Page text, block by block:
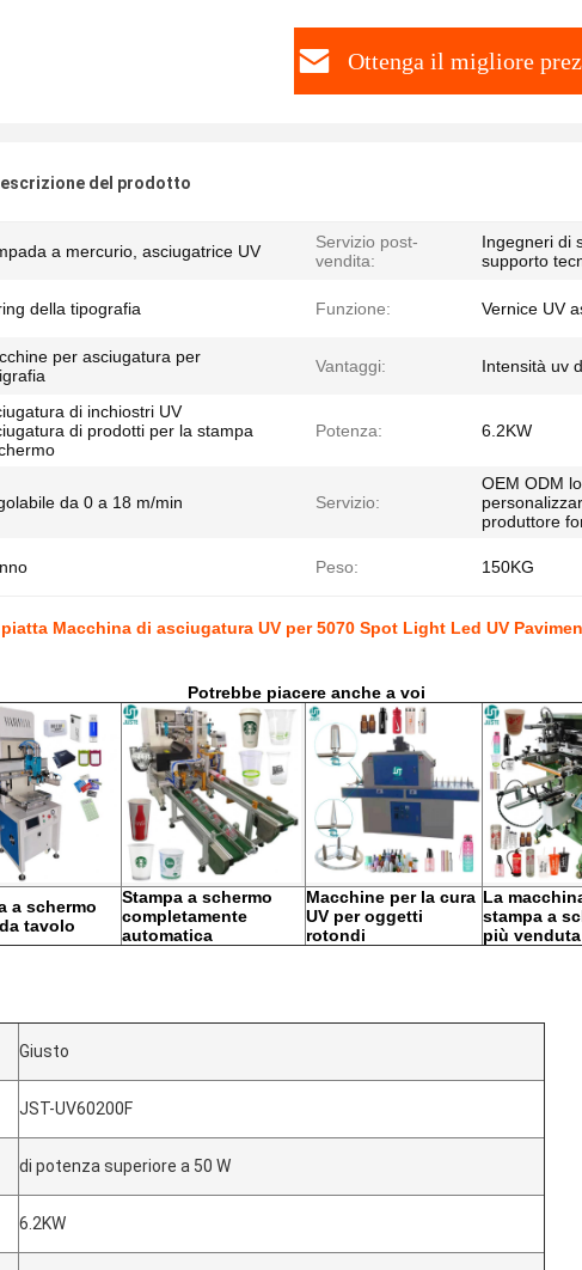
Ottenga il migliore
del prodotto
a mercurio, asciugatrice UV
Servizio post-
vendita:
Ingegneri di
supporto
della tipografia Funzione: Vernice UV
per asciugatura per
Vantaggi: Intensità uv
di inchiostri UV
di prodotti per la stampa
Potenza: 6.2KW
da 0 a 18 m/min Servizio:
OEM ODM
produttore
Peso: 150KG
Macchina di asciugatura UV per 5070 Spot Light Led UV
Potrebbe piacere anche a voi
a schermo
tavolo
Stampa a schermo
completamente
automatica
Macchine per la cura
UV per oggetti
rotondi
La
stampa a
più venduta
Giusto
JST-UV60200F
di potenza superiore a 50 W
6.2KW